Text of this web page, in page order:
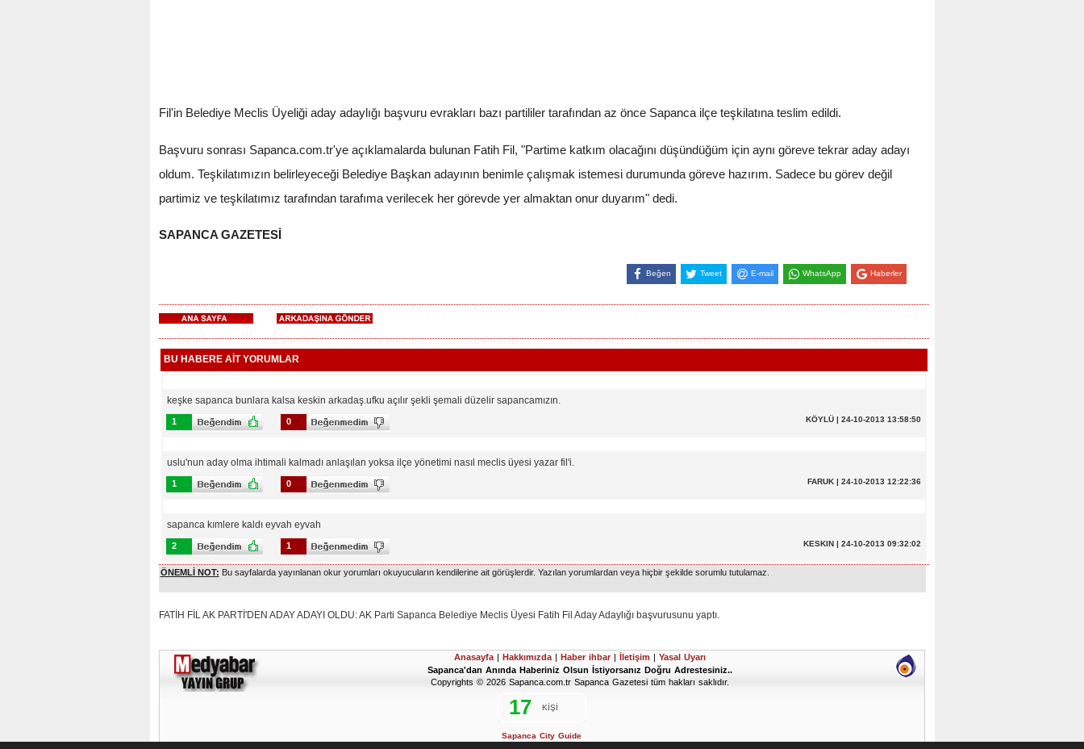
Fil'in Belediye Meclis Üyeliği aday adaylığı başvuru evrakları bazı partililer tarafından az önce Sapanca ilçe teşkilatına teslim edildi.
Başvuru sonrası Sapanca.com.tr'ye açıklamalarda bulunan Fatih Fil, "Partime katkım olacağını düşündüğüm için aynı göreve tekrar aday adayı
oldum. Teşkilatımızın belirleyeceği Belediye Başkan adayının benimle çalışmak istemesi durumunda göreve hazırım. Sadece bu görev değil
partimiz ve teşkilatımız tarafından tarafıma verilecek her görevde yer almaktan onur duyarım" dedi.
SAPANCA GAZETESİ
Beğen Tweet E-mail WhatsApp Haberler
BU HABERE AİT YORUMLAR
keşke sapanca bunlara kalsa keskin arkadaş.ufku açılır şekli şemali düzelir sapancamızın.
1 0 KÖYLÜ | 24-10-2013 13:58:50
uslu'nun aday olma ihtimali kalmadı anlaşılan yoksa ilçe yönetimi nasıl meclis üyesi yazar fil'i.
1 0 FARUK | 24-10-2013 12:22:36
sapanca kımlere kaldı eyvah eyvah
2 1 KESKIN | 24-10-2013 09:32:02
ÖNEMLİ NOT: Bu sayfalarda yayınlanan okur yorumları okuyucuların kendilerine ait görüşlerdir. Yazılan yorumlardan veya hiçbir şekilde sorumlu tutulamaz.
FATİH FİL AK PARTİ'DEN ADAY ADAYI OLDU: AK Parti Sapanca Belediye Meclis Üyesi Fatih Fil Aday Adaylığı başvurusunu yaptı.
Anasayfa | Hakkımızda | Haber ihbar | İletişim | Yasal Uyarı
Sapanca'dan Anında Haberiniz Olsun İstiyorsanız Doğru Adrestesiniz..
Copyrights © 2026 Sapanca.com.tr Sapanca Gazetesi tüm hakları saklıdır.
Sapanca City Guide